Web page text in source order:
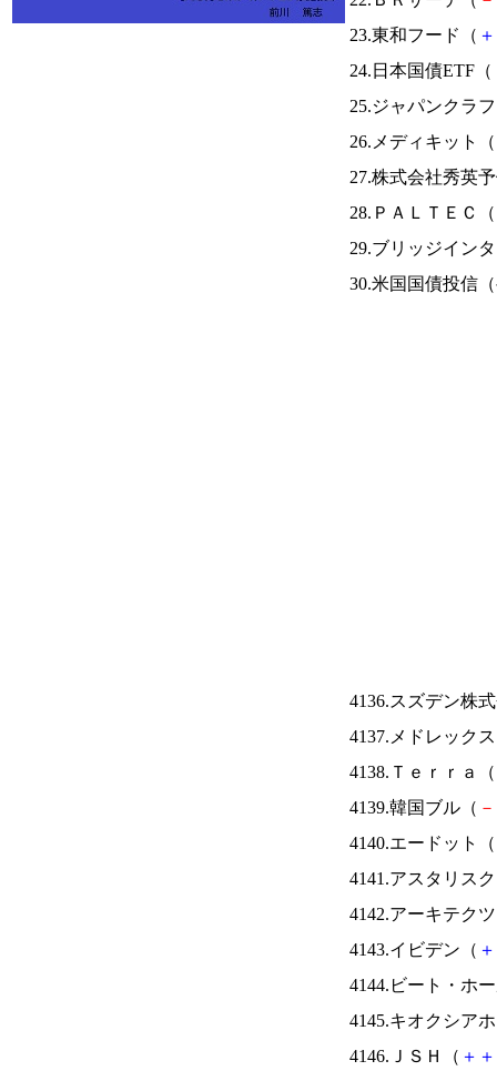
23.東和フード（ ＋
24.日本国債ETF（
25.ジャパンクラ
26.メディキット（
27.株式会社秀英
28.ＰＡＬＴＥＣ（
29.ブリッジイン
30.米国国債投信
4136.スズデン株
4137.メドレック
4138.Ｔｅｒｒａ（
4139.韓国ブル（ －
4140.エードット（
4141.アスタリス
4142.アーキテク
4143.イビデン（ ＋
4144.ビート・ホ
4145.キオクシア
4146.ＪＳＨ（ ＋ ＋